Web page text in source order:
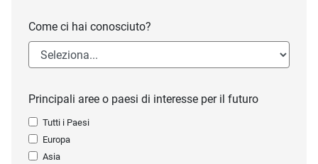
Come ci hai conosciuto?
Principali aree o paesi di interesse per il futuro
Tutti i Paesi
Europa
Asia